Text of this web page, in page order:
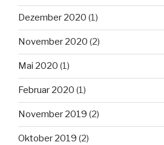
Dezember 2020 (1)
November 2020 (2)
Mai 2020 (1)
Februar 2020 (1)
November 2019 (2)
Oktober 2019 (2)